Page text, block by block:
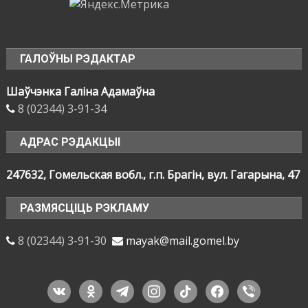
ГАЛОЎНЫ РЭДАКТАР
Шаўчэнка Галіна Адамаўна
8 (02344) 3-91-34
АДРАС РЭДАКЦЫІ
247632, Гомельская вобл., г.п. Брагін, вул. Гагарына, 47
РАЗМЯСЦІЦЬ РЭКЛАМУ
8 (02344) 3-91-30 mayak@mail.gomel.by
vkontakteodnoklassniki
telegraminstagram
tiktok facebook
viber